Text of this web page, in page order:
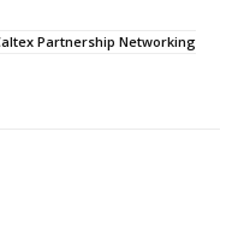
Partnership Networking